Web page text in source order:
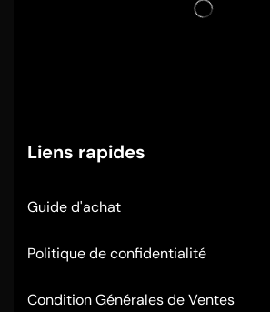
Liens rapides
Guide d'achat
Politique de confidentialité
Condition Générales de Ventes